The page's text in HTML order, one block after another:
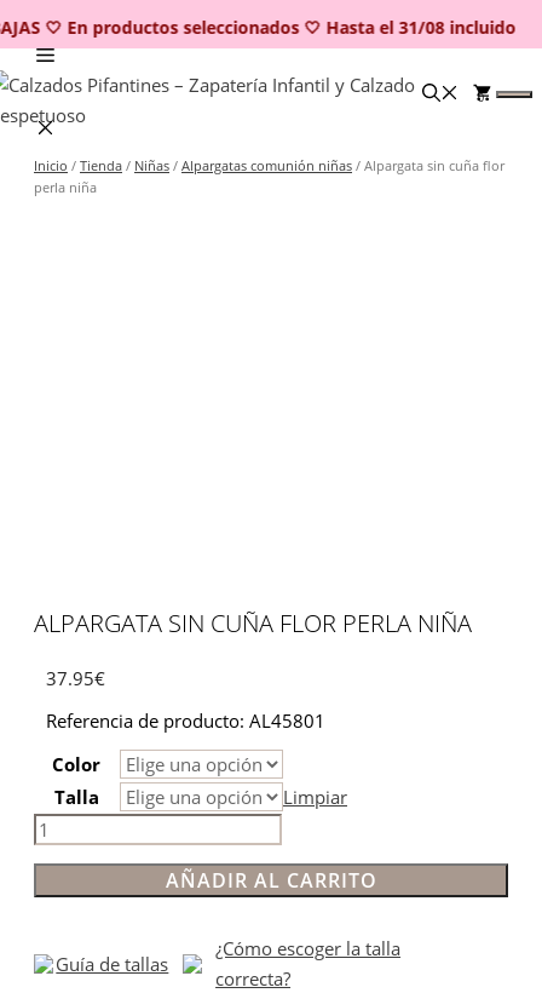
🤍 En productos seleccionados 🤍 Hasta el 31/08 incluido
Saltar
al
contenido
0
Inicio / Tienda / Niñas / Alpargatas comunión niñas / Alpargata sin cuña flor
perla niña
ALPARGATA SIN CUÑA FLOR PERLA NIÑA
37.95€
Referencia de producto: AL45801
Color
Talla
Limpiar
Alpargata
sin
perla
niña
AÑADIR AL CARRITO
Guía de tallas
¿Cómo escoger la talla
correcta?